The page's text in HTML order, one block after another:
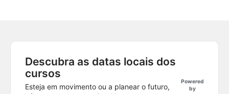
Descubra as datas locais dos
cursos
Esteja em movimento ou a planear o futuro,
Powered
by